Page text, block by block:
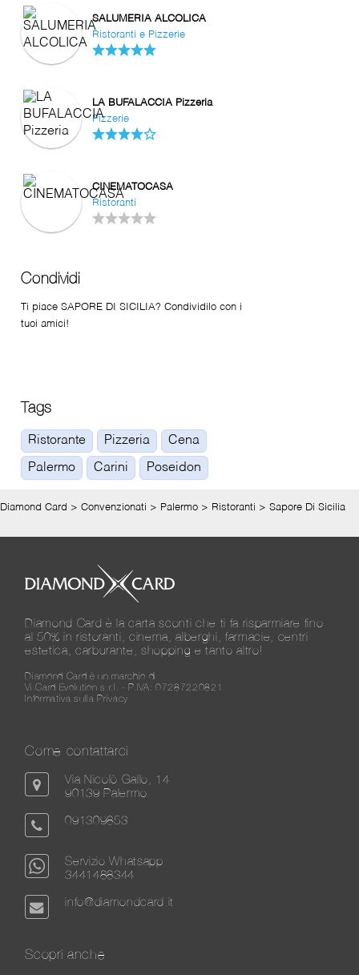
SALUMERIA ALCOLICA
Ristoranti e Pizzerie
LA BUFALACCIA Pizzeria
Pizzerie
CINEMATOCASA
Ristoranti
Condividi
Ti piace SAPORE DI SICILIA? Condividilo con i
tuoi amici!
Tags
Ristorante Pizzeria Cena
Palermo Carini Poseidon
Diamond Card > Convenzionati > Palermo > Ristoranti > Sapore Di Sicilia
Diamond Card è la carta sconti che ti fa risparmiare fino
al 50% in ristoranti, cinema, alberghi, farmacie, centri
estetica, carburante, shopping e tanto altro!
Diamond Card è un marchio di
Vi.Card Evolution s.r.l. - P.IVA: 07287220821
Informativa sulla Privacy
Come contattarci
Via Nicolò Gallo, 14
90139 Palermo
091309853
Servizio Whatsapp
3441488344
info@diamondcard.it
Scopri anche